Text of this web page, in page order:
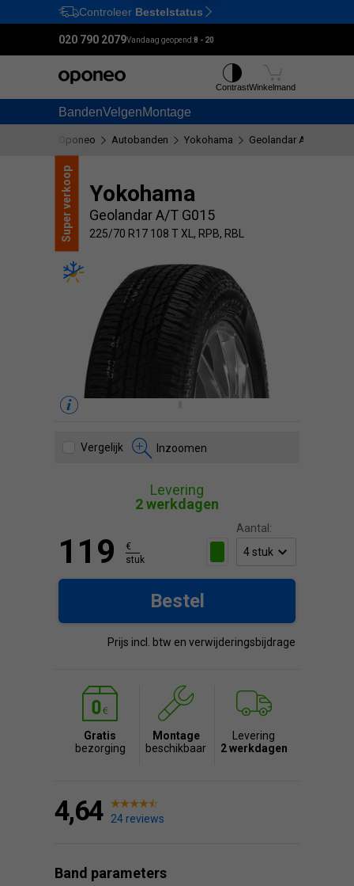
Ctrl M
Controleer Bestelstatus
020 790 2079Vandaag geopend:8 - 20
BandenVelgenMontage
ContrastWinkelmand
Oponeo Autobanden Yokohama Geolandar A/T G015
Super
verkoop Yokohama
Geolandar A/T G015
225/70 R17 108 T XL, RPB, RBL
Vergelijk Inzoomen
Levering
2 werkdagen
Aantal:
119
€
stuk
Bestel
Prijs incl. btw en verwijderingsbijdrage
Gratis
bezorging
Montage
beschikbaar
Levering
2 werkdagen
4,64 24 reviews
Band parameters